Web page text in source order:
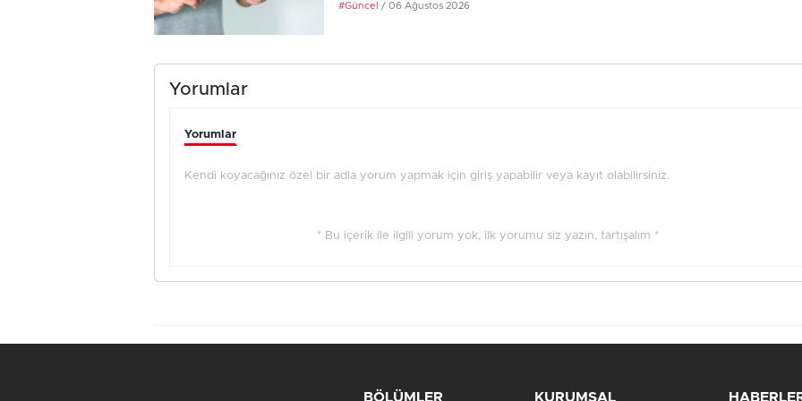
#Güncel / 06 Ağustos 2026
Yorumlar
Yorumlar
Kendi koyacağınız özel bir adla yorum yapmak için giriş yapabilir veya kayıt olabilirsiniz.
* Bu içerik ile ilgili yorum yok, ilk yorumu siz yazın, tartışalım *
BÖLÜMLER KURUMSAL